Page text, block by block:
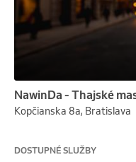
NawinDa - Thajské
Kopčianska 8a, Bratislava
DOSTUPNÉ SLUŽBY